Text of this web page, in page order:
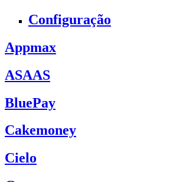
Configuração
Appmax
ASAAS
BluePay
Cakemoney
Cielo